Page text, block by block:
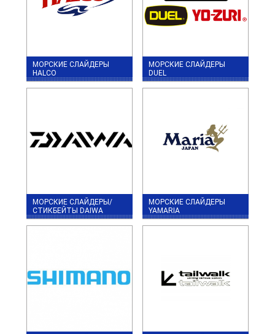
МОРСКИЕ СЛАЙДЕРЫ
HALCO
МОРСКИЕ СЛАЙДЕРЫ
DUEL
МОРСКИЕ СЛАЙДЕРЫ/
СТИКБЕЙТЫ DAIWA
МОРСКИЕ СЛАЙДЕРЫ
YAMARIA